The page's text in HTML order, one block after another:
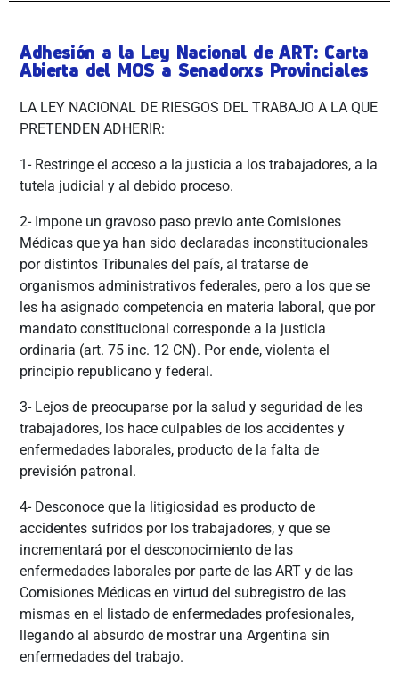
Adhesión a la Ley Nacional de ART: Carta
Abierta del MOS a Senadorxs Provinciales
LA LEY NACIONAL DE RIESGOS DEL TRABAJO A LA QUE
PRETENDEN ADHERIR:
1- Restringe el acceso a la justicia a los trabajadores, a la
tutela judicial y al debido proceso.
2- Impone un gravoso paso previo ante Comisiones
Médicas que ya han sido declaradas inconstitucionales
por distintos Tribunales del país, al tratarse de
organismos administrativos federales, pero a los que se
les ha asignado competencia en materia laboral, que por
mandato constitucional corresponde a la justicia
ordinaria (art. 75 inc. 12 CN). Por ende, violenta el
principio republicano y federal.
3- Lejos de preocuparse por la salud y seguridad de les
trabajadores, los hace culpables de los accidentes y
enfermedades laborales, producto de la falta de
previsión patronal.
4- Desconoce que la litigiosidad es producto de
accidentes sufridos por los trabajadores, y que se
incrementará por el desconocimiento de las
enfermedades laborales por parte de las ART y de las
Comisiones Médicas en virtud del subregistro de las
mismas en el listado de enfermedades profesionales,
llegando al absurdo de mostrar una Argentina sin
enfermedades del trabajo.